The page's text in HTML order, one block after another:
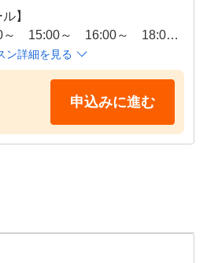
】
　15:00～　16:00～　18:00
　13:00～　14:00～
　13:00～　14:00～　18:00
　20:00～
　12:00～　13:00～　18:00
－－－－－－－－－－－－－
－－－－－－－－－－－－－
ン詳細を見る
申込みに進む